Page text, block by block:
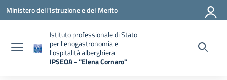
Vai ai contenuti
Vai al menu di navigazione
Vai al footer
Ministero dell'Istruzione e del Merito
Istituto professionale di Stato
per l'enogastronomia e
l'ospitalità alberghiera
IPSEOA - ''Elena Cornaro"